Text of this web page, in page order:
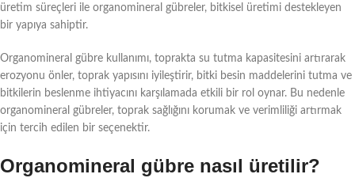
üretim süreçleri ile organomineral gübreler, bitkisel üretimi destekleyen
bir yapıya sahiptir.
Organomineral gübre kullanımı, toprakta su tutma kapasitesini artırarak
erozyonu önler, toprak yapısını iyileştirir, bitki besin maddelerini tutma ve
bitkilerin beslenme ihtiyacını karşılamada etkili bir rol oynar. Bu nedenle
organomineral gübreler, toprak sağlığını korumak ve verimliliği artırmak
için tercih edilen bir seçenektir.
Organomineral gübre nasıl üretilir?